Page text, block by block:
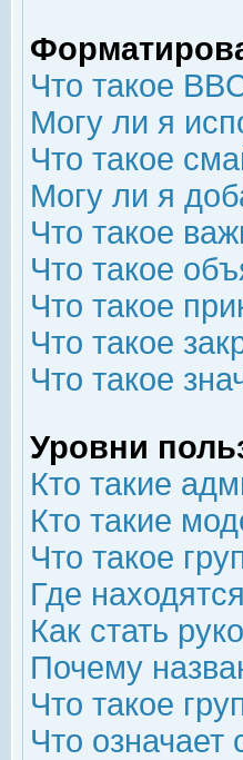
Что такое
Могу ли я
Что такое
Могу ли я
Что такое
Что такое
Что такое
Что такое
Что такое
Уровни
Кто такие
Кто такие
Что такое
Где
Как стать
Почему
Что такое
Что